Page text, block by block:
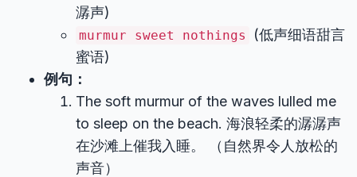
潺声)
murmur sweet nothings
(低声细语甜言
蜜语)
例句：
The soft murmur of the waves lulled me
to sleep on the beach. 海浪轻柔的潺潺声
在沙滩上催我入睡。 （自然界令人放松的
声音）